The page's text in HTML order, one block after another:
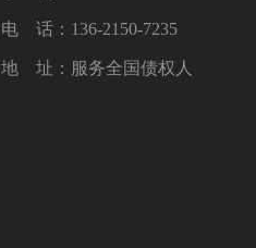
电 话：136-2150-7235
地 址：服务全国债权人